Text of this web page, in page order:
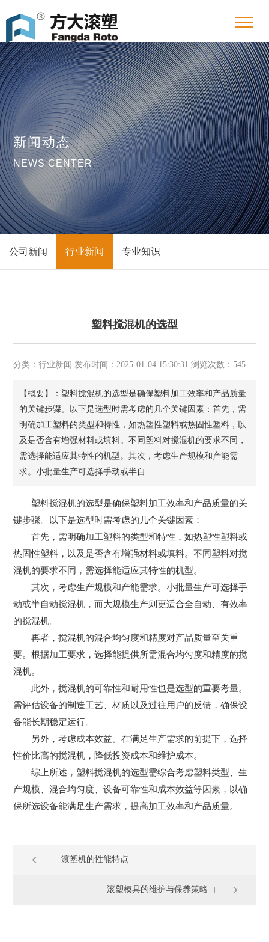
新闻动态
NEWS CENTER
公司新闻 行业新闻 专业知识
塑料搅混机的选型
分类：行业新闻 发布时间：2025-01-04 15:30:31 浏览次数：545
【概要】：塑料搅混机的选型是确保塑料加工效率和产品质量
的关键步骤。以下是选型时需考虑的几个关键因素：首先，需
明确加工塑料的类型和特性，如热塑性塑料或热固性塑料，以
及是否含有增强材料或填料。不同塑料对搅混机的要求不同，
需选择能适应其特性的机型。其次，考虑生产规模和产能需
求。小批量生产可选择手动或半自...
塑料搅混机的选型是确保塑料加工效率和产品质量的关
键步骤。以下是选型时需考虑的几个关键因素：
首先，需明确加工塑料的类型和特性，如热塑性塑料或
热固性塑料，以及是否含有增强材料或填料。不同塑料对搅
混机的要求不同，需选择能适应其特性的机型。
其次，考虑生产规模和产能需求。小批量生产可选择手
动或半自动搅混机，而大规模生产则更适合全自动、有效率
的搅混机。
再者，搅混机的混合均匀度和精度对产品质量至关重
要。根据加工要求，选择能提供所需混合均匀度和精度的搅
混机。
此外，搅混机的可靠性和耐用性也是选型的重要考量。
需评估设备的制造工艺、材质以及过往用户的反馈，确保设
备能长期稳定运行。
另外，考虑成本效益。在满足生产需求的前提下，选择
性价比高的搅混机，降低投资成本和维护成本。
综上所述，塑料搅混机的选型需综合考虑塑料类型、生
产规模、混合均匀度、设备可靠性和成本效益等因素，以确
保所选设备能满足生产需求，提高加工效率和产品质量。
滚塑机的性能特点
滚塑模具的维护与保养策略